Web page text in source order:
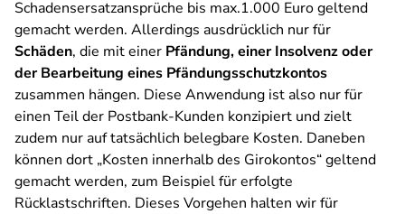
Schadensersatzansprüche bis max.1.000 Euro geltend
gemacht werden. Allerdings ausdrücklich nur für
Schäden, die mit einer Pfändung, einer Insolvenz oder
der Bearbeitung eines Pfändungsschutzkontos
zusammen hängen. Diese Anwendung ist also nur für
einen Teil der Postbank-Kunden konzipiert und zielt
zudem nur auf tatsächlich belegbare Kosten. Daneben
können dort „Kosten innerhalb des Girokontos“ geltend
gemacht werden, zum Beispiel für erfolgte
Rücklastschriften. Dieses Vorgehen halten wir für